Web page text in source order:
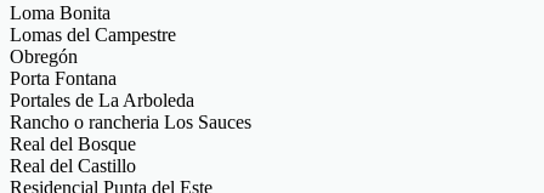
Loma Bonita
Lomas del Campestre
Obregón
Porta Fontana
Portales de La Arboleda
Rancho o rancheria Los Sauces
Real del Bosque
Real del Castillo
Residencial Punta del Este